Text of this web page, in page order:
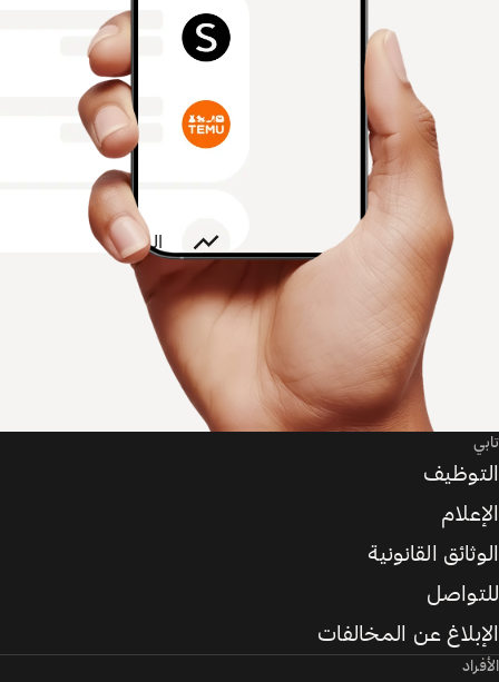
تابي
التوظيف
الإعلام
الوثائق القانونية
للتواصل
الإبلاغ عن المخالفات
الأفراد